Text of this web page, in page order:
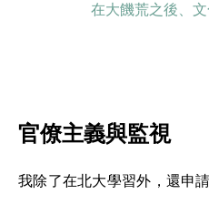
在大饑荒之後、
官僚主義與監視
我除了在北大學習外，還申